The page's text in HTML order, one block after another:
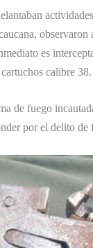
observaron
es
calibre 38.
de fuego
por el delito